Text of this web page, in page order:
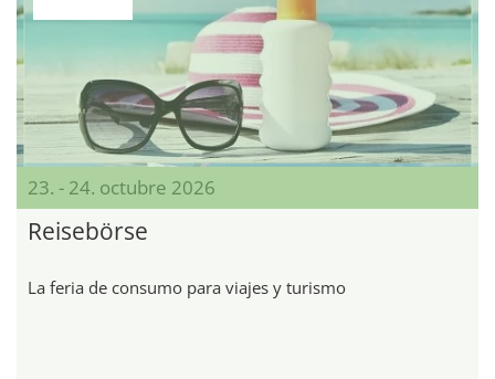
23. - 24. octubre 2026
Reisebörse
La feria de consumo para viajes y turismo